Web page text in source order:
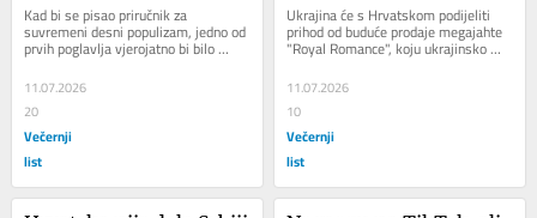
Kad bi se pisao priručnik za
suvremeni desni populizam, jedno od
prvih poglavlja vjerojatno bi bilo
posvećeno Asterixu. Malo galsko
selo. Veliko...
11.07.2026
20
Večernji
list
megajahte
Ukrajina će s Hrvatskom podijeliti
prihod od buduće prodaje megajahte
"Royal Romance", koju ukrajinsko
pravosuđe povezuje s proruskim...
11.07.2026
10
Večernji
list